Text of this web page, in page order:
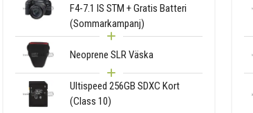
F4-7.1 IS STM + Gratis Batteri
(Sommarkampanj)
Neoprene SLR Väska
Ultispeed 256GB SDXC Kort
(Class 10)